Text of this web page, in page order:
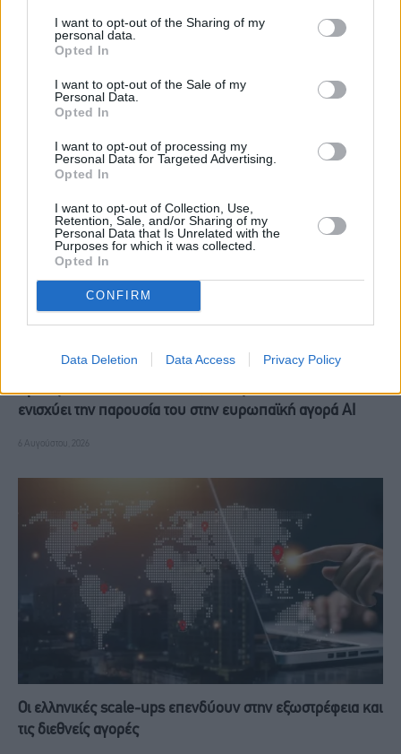
I want to opt-out of the Sharing of my
personal data.
Opted In
I want to opt-out of the Sale of my
Personal Data.
Opted In
I want to opt-out of processing my
Personal Data for Targeted Advertising.
Opted In
I want to opt-out of Collection, Use,
Retention, Sale, and/or Sharing of my
Personal Data that Is Unrelated with the
Purposes for which it was collected.
Opted In
CONFIRM
Data Deletion Data Access Privacy Policy
Ratings βελτίωσε την
πιστοληπτική αξιολόγηση σε
Αμερικανική χρηματοδότηση
RELATED
Ομιλος Qualco: Αποκτά το 50,1% της Multiverse και
ενισχύει την παρουσία του στην ευρωπαϊκή αγορά ΑΙ
6 Αυγούστου, 2026
Οι ελληνικές scale-ups επενδύουν στην εξωστρέφεια και
τις διεθνείς αγορές